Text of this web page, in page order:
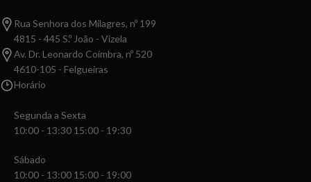
Rua Senhora dos Milagres, nº 199
4815 - 445 S.º João - Vizela
Av. Dr. Leonardo Coimbra, nº 520
4610-105 - Felgueiras
Horário
Segunda a Sexta
10:00 - 13:30 15:00 - 19:30
Sábado
10:00 - 13:00 15:00 - 19:00